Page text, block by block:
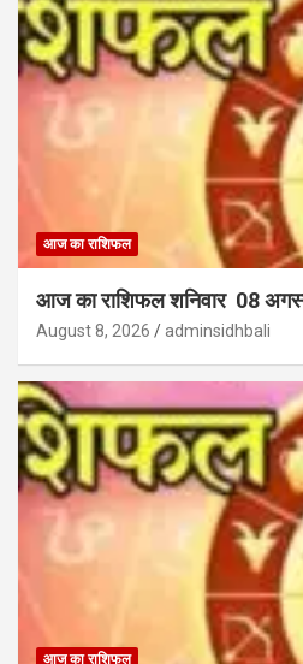
आज का राशिफल
आज का राशिफल शनिवार 08
August 8, 2026 adminsidhbali
आज का राशिफल